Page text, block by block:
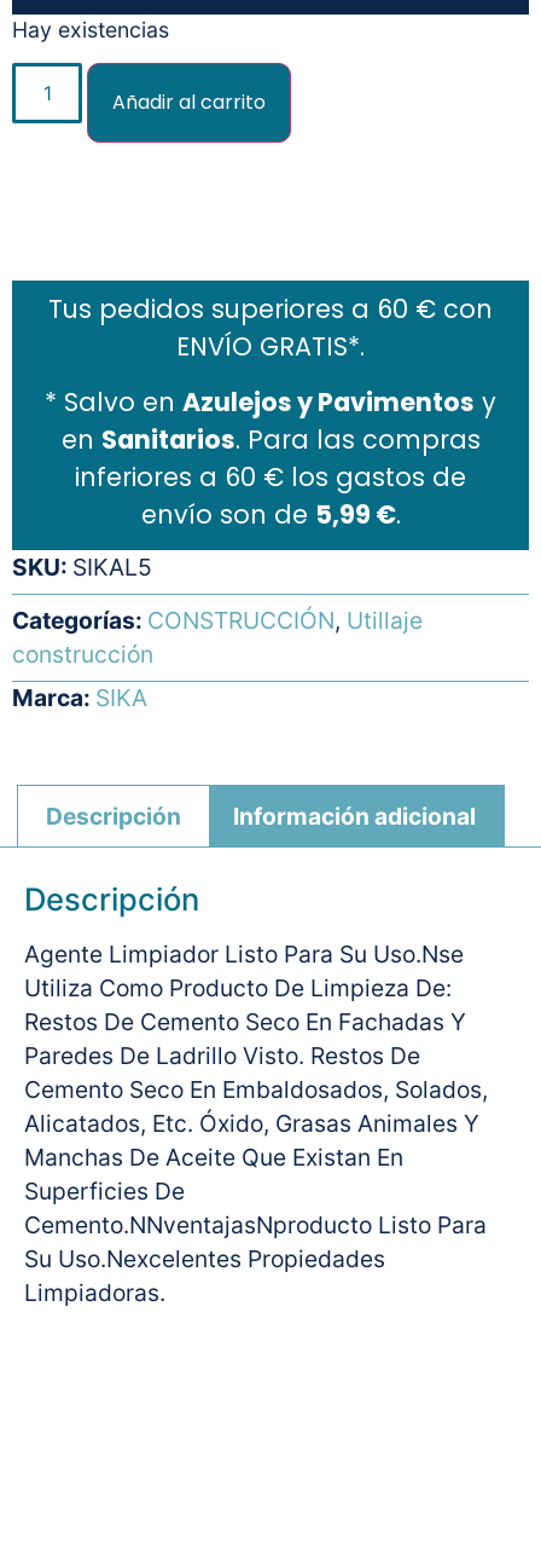
Hay existencias
Añadir al carrito
Tus pedidos superiores a 60 € con
ENVÍO GRATIS*.
* Salvo en Azulejos y Pavimentos y
en Sanitarios. Para las compras
inferiores a 60 € los gastos de
envío son de 5,99 €.
SKU: SIKAL5
Categorías: CONSTRUCCIÓN, Utillaje
construcción
Marca: SIKA
Descripción Información adicional
Descripción
Agente Limpiador Listo Para Su Uso.Nse
Utiliza Como Producto De Limpieza De:
Restos De Cemento Seco En Fachadas Y
Paredes De Ladrillo Visto. Restos De
Cemento Seco En Embaldosados, Solados,
Alicatados, Etc. Óxido, Grasas Animales Y
Manchas De Aceite Que Existan En
Superficies De
Cemento.NNventajasNproducto Listo Para
Su Uso.Nexcelentes Propiedades
Limpiadoras.